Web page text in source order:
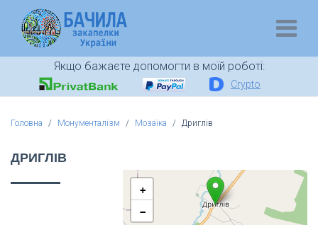
Якщо бажаєте допомогти в моїй роботі:
Crypto
Головна Монументалізм Мозаїка Дриглів
ДРИГЛІВ
+
−